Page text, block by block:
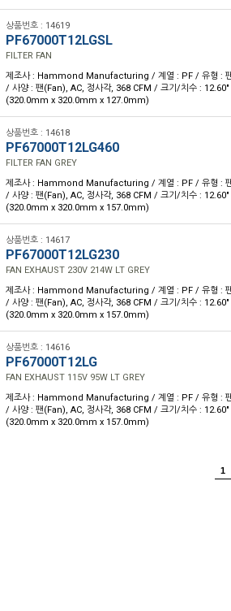
상품번호 : 14619
PF67000T12LGSL
FILTER FAN
제조사 : Hammond Manufacturing / 계열 : PF / 유형 :
/ 사양 : 팬(Fan), AC, 정사각, 368 CFM / 크기/치수 :
(320.0mm x 320.0mm x 127.0mm)
상품번호 : 14618
PF67000T12LG460
FILTER FAN GREY
제조사 : Hammond Manufacturing / 계열 : PF / 유형 :
/ 사양 : 팬(Fan), AC, 정사각, 368 CFM / 크기/치수 :
(320.0mm x 320.0mm x 157.0mm)
상품번호 : 14617
PF67000T12LG230
FAN EXHAUST 230V 214W LT GREY
제조사 : Hammond Manufacturing / 계열 : PF / 유형 :
/ 사양 : 팬(Fan), AC, 정사각, 368 CFM / 크기/치수 :
(320.0mm x 320.0mm x 157.0mm)
상품번호 : 14616
PF67000T12LG
FAN EXHAUST 115V 95W LT GREY
제조사 : Hammond Manufacturing / 계열 : PF / 유형 :
/ 사양 : 팬(Fan), AC, 정사각, 368 CFM / 크기/치수 :
(320.0mm x 320.0mm x 157.0mm)
1